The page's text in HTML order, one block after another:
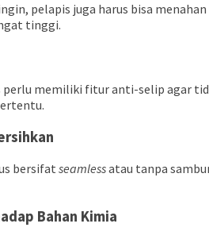
pelapis juga harus bisa
tinggi.
memiliki fitur anti-selip agar
bersifat seamlessatau tanpa
Bahan Kimia